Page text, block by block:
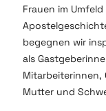
Frauen im
begegnen wir
als
Mitarbeiterinnen,
Mutter und